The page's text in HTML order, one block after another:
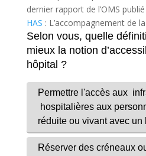
dernier rapport de l’OMS
HAS : L’accompagnement de
un trouble du développement